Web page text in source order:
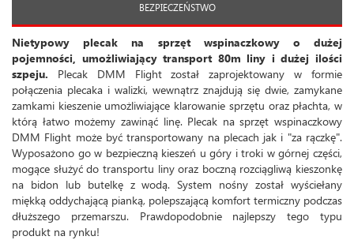
BEZPIECZEŃSTWO
Nietypowy plecak na sprzęt wspinaczkowy o dużej
pojemności, umożliwiający transport 80m liny i dużej ilości
szpeju. Plecak DMM Flight został zaprojektowany w formie
połączenia plecaka i walizki, wewnątrz znajdują się dwie, zamykane
zamkami kieszenie umożliwiające klarowanie sprzętu oraz płachta, w
którą łatwo możemy zawinąć linę. Plecak na sprzęt wspinaczkowy
DMM Flight może być transportowany na plecach jak i "za rączkę".
Wyposażono go w bezpieczną kieszeń u góry i troki w górnej części,
mogące służyć do transportu liny oraz boczną rozciągliwą kieszonkę
na bidon lub butelkę z wodą. System nośny został wyściełany
miękką oddychającą pianką, polepszającą komfort termiczny podczas
dłuższego przemarszu. Prawdopodobnie najlepszy tego typu
produkt na rynku!